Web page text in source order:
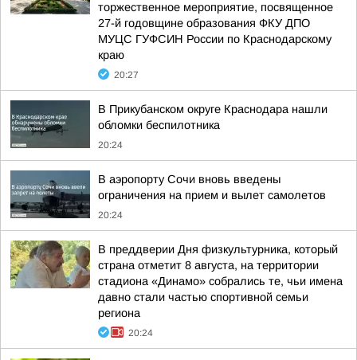
торжественное мероприятие, посвященное
27-й годовщине образования ФКУ ДПО
МУЦС ГУФСИН России по Краснодарскому
краю
20:27
В Прикубанском округе Краснодара нашли
обломки беспилотника
20:24
В аэропорту Сочи вновь введены
ограничения на прием и вылет самолетов
20:24
В преддверии Дня физкультурника, который
страна отметит 8 августа, на территории
стадиона «Динамо» собрались те, чьи имена
давно стали частью спортивной семьи
региона
20:24